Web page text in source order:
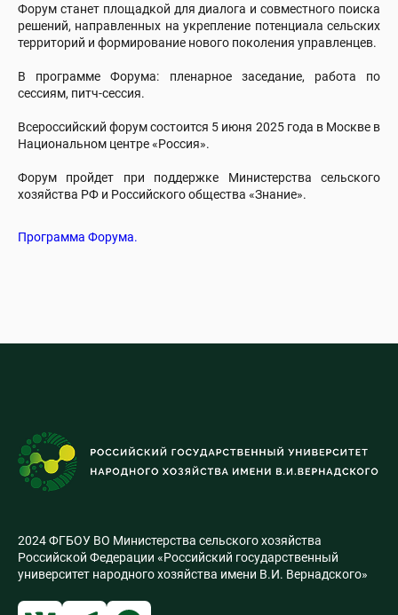
Форум станет площадкой для диалога и совместного поиска
решений, направленных на укрепление потенциала сельских
территорий и формирование нового поколения управленцев.
В программе Форума: пленарное заседание, работа по
сессиям, питч-сессия.
Всероссийский форум состоится 5 июня 2025 года в Москве в
Национальном центре «Россия».
Форум пройдет при поддержке Министерства сельского
хозяйства РФ и Российского общества «Знание».
Программа Форума.
2024 ФГБОУ ВО Министерства сельского хозяйства
Российской Федерации «Российский государственный
университет народного хозяйства имени В.И. Вернадского»